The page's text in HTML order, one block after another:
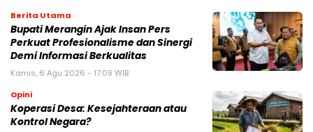
Berita Utama
Bupati Merangin Ajak Insan Pers
Perkuat Profesionalisme dan Sinergi
Demi Informasi Berkualitas
Kamis, 6 Agu 2026 - 17:09 WIB
Opini
Koperasi Desa: Kesejahteraan atau
Kontrol Negara?